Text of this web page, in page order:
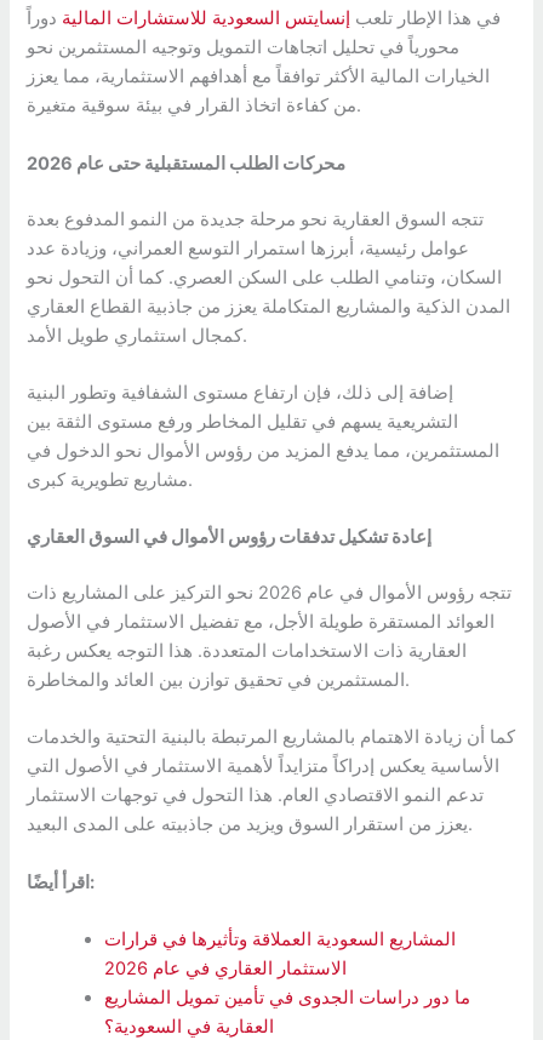
في هذا الإطار تلعب إنسايتس السعودية للاستشارات المالية دوراً
محورياً في تحليل اتجاهات التمويل وتوجيه المستثمرين نحو
الخيارات المالية الأكثر توافقاً مع أهدافهم الاستثمارية، مما يعزز
من كفاءة اتخاذ القرار في بيئة سوقية متغيرة.
محركات الطلب المستقبلية حتى عام 2026
تتجه السوق العقارية نحو مرحلة جديدة من النمو المدفوع بعدة
عوامل رئيسية، أبرزها استمرار التوسع العمراني، وزيادة عدد
السكان، وتنامي الطلب على السكن العصري. كما أن التحول نحو
المدن الذكية والمشاريع المتكاملة يعزز من جاذبية القطاع العقاري
كمجال استثماري طويل الأمد.
إضافة إلى ذلك، فإن ارتفاع مستوى الشفافية وتطور البنية
التشريعية يسهم في تقليل المخاطر ورفع مستوى الثقة بين
المستثمرين، مما يدفع المزيد من رؤوس الأموال نحو الدخول في
مشاريع تطويرية كبرى.
إعادة تشكيل تدفقات رؤوس الأموال في السوق العقاري
تتجه رؤوس الأموال في عام 2026 نحو التركيز على المشاريع ذات
العوائد المستقرة طويلة الأجل، مع تفضيل الاستثمار في الأصول
العقارية ذات الاستخدامات المتعددة. هذا التوجه يعكس رغبة
المستثمرين في تحقيق توازن بين العائد والمخاطرة.
كما أن زيادة الاهتمام بالمشاريع المرتبطة بالبنية التحتية والخدمات
الأساسية يعكس إدراكاً متزايداً لأهمية الاستثمار في الأصول التي
تدعم النمو الاقتصادي العام. هذا التحول في توجهات الاستثمار
يعزز من استقرار السوق ويزيد من جاذبيته على المدى البعيد.
اقرأ أيضًا:
المشاريع السعودية العملاقة وتأثيرها في قرارات
الاستثمار العقاري في عام 2026
ما دور دراسات الجدوى في تأمين تمويل المشاريع
العقارية في السعودية؟